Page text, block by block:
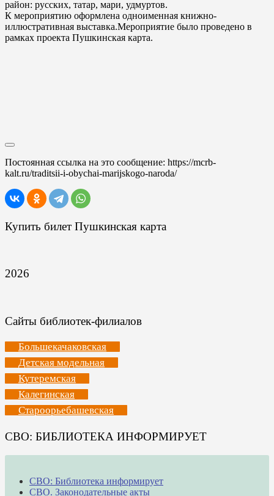
район: русских, татар, мари, удмуртов.
К мероприятию оформлена одноименная книжно-
иллюстративная выставка.Мероприятие было проведено в
рамках проекта Пушкинская карта.
Постоянная ссылка на это сообщение: https://mcrb-
kalt.ru/traditsii-i-obychai-marijskogo-naroda/
Купить билет Пушкинская карта
2026
Сайты библиотек-филиалов
Большекачаковская
Детская модельная
Кутеремская
Калегинская
Староорьебашевская
СВО: БИБЛИОТЕКА ИНФОРМИРУЕТ
СВО: Библиотека информирует
СВО. Законодательные акты